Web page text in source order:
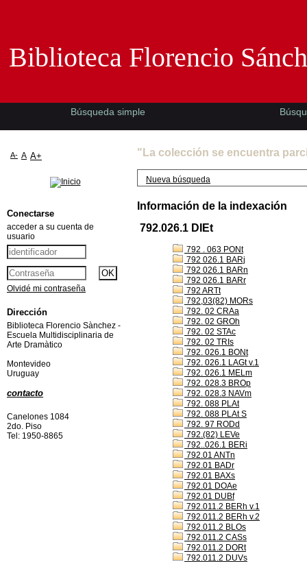
"La colección se encuentra
Nueva búsqueda
Información de la indexación
792.026.1 DIEt
792 . 063 PONt
792 026.1 BARj
792 026.1 BARn
792 026.1 BARr
792 ARTt
792,03(82) MORs
792. 02 CRAa
792. 02 GROh
792. 02 STAc
792. 02 TRIs
792. 026.1 BONt
792. 026.1 LAGt v.1
792. 026.1 MELm
792. 028.3 BROp
792. 028.3 NAVm
792. 088 PLAt
792. 088 PLAt S
792. 97 RODd
792.(82) LEVe
792..026.1 BERi
792.01 ANTn
792.01 BADr
792.01 BAXs
792.01 DOAe
792.01 DUBf
792.011.2 BERh v.1
792.011.2 BERh v.2
792.011.2 BLOs
792.011.2 CASs
792.011.2 DORt
792.011.2 DUVs
Biblioteca Florencio
Búsqueda simple
A- A A+
Conectarse
acceder a su cuenta de
usuario
Olvidé mi contraseña
Dirección
Biblioteca Florencio Sànchez -
Escuela Multidisciplinaria de
Arte Dramàtico
Montevideo
Uruguay
contacto
Canelones 1084
2do. Piso
Tel: 1950-8865